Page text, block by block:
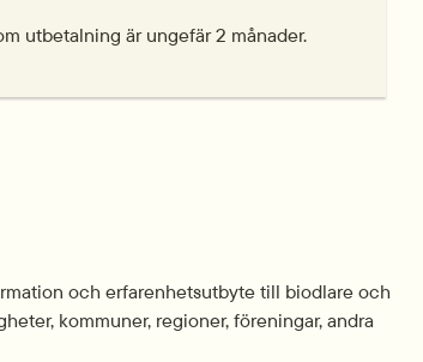
utbetalning är ungefär 2 månader.
och erfarenhetsutbyte till biodlare och
kommuner, regioner, föreningar, andra